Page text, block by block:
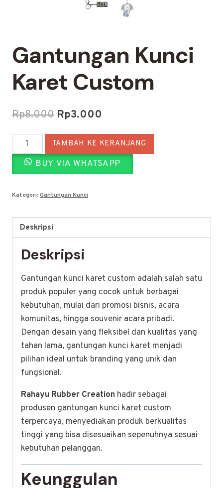
Gantungan Kunci
Karet Custom
Rp8.000 Harga
aslinya
adalah:
Rp8.000.
Rp3.000
saat
ini
adalah:
Kuantitas
Gantungan
Kunci
Custom
TAMBAH KE KERANJANG
BUY VIA WHATSAPP
Kategori: Gantungan Kunci
Deskripsi
Deskripsi
Gantungan kunci karet custom adalah salah satu
produk populer yang cocok untuk berbagai
kebutuhan, mulai dari promosi bisnis, acara
komunitas, hingga souvenir acara pribadi.
Dengan desain yang fleksibel dan kualitas yang
tahan lama, gantungan kunci karet menjadi
pilihan ideal untuk branding yang unik dan
fungsional.
Rahayu Rubber Creation hadir sebagai
produsen gantungan kunci karet custom
terpercaya, menyediakan produk berkualitas
tinggi yang bisa disesuaikan sepenuhnya sesuai
kebutuhan pelanggan.
Keunggulan